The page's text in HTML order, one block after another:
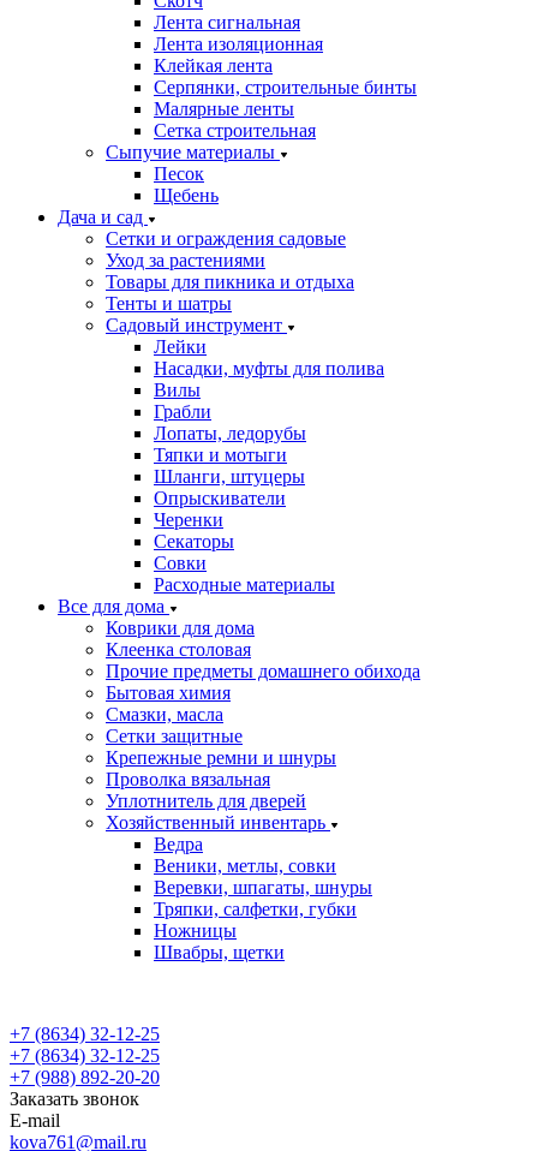
Лента сигнальная
Лента изоляционная
Клейкая лента
Серпянки, строительные бинты
Малярные ленты
Сетка строительная
Сыпучие материалы
Песок
Щебень
Дача и сад
Сетки и ограждения садовые
Уход за растениями
Товары для пикника и отдыха
Тенты и шатры
Садовый инструмент
Лейки
Насадки, муфты для полива
Вилы
Грабли
Лопаты, ледорубы
Тяпки и мотыги
Шланги, штуцеры
Опрыскиватели
Черенки
Секаторы
Совки
Расходные материалы
Все для дома
Коврики для дома
Клеенка столовая
Прочие предметы домашнего обихода
Бытовая химия
Смазки, масла
Сетки защитные
Крепежные ремни и шнуры
Проволка вязальная
Уплотнитель для дверей
Хозяйственный инвентарь
Ведра
Веники, метлы, совки
Веревки, шпагаты, шнуры
Тряпки, салфетки, губки
Ножницы
Швабры, щетки
+7 (8634) 32-12-25
+7 (8634) 32-12-25
+7 (988) 892-20-20
Заказать звонок
E-mail
kova761@mail.ru